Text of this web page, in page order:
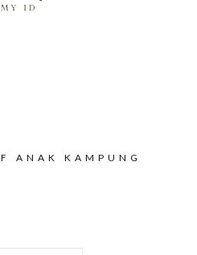
ANAK KAMPUNG